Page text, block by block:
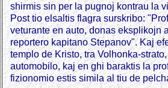
shirmis sin per la pugnoj kontrau la
Post tio elsaltis flagra surskribo:
veturante en auto, donas eksplikojn
reportero kapitano Stepanov". Kaj
templo de Kristo, tra Volhonka-
automobilo, kaj en ghi baraktis la
fizionomio estis simila al tiu de